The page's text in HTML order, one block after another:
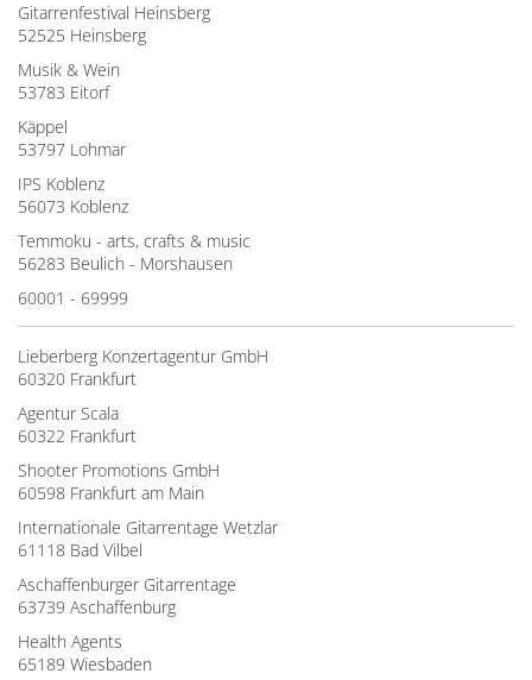
Gitarrenfestival Heinsberg
52525 Heinsberg
Musik & Wein
53783 Eitorf
Käppel
53797 Lohmar
IPS Koblenz
56073 Koblenz
Temmoku - arts, crafts & music
56283 Beulich - Morshausen
60001 - 69999
Lieberberg Konzertagentur GmbH
60320 Frankfurt
Agentur Scala
60322 Frankfurt
Shooter Promotions GmbH
60598 Frankfurt am Main
Internationale Gitarrentage Wetzlar
61118 Bad Vilbel
Aschaffenburger Gitarrentage
63739 Aschaffenburg
Health Agents
65189 Wiesbaden